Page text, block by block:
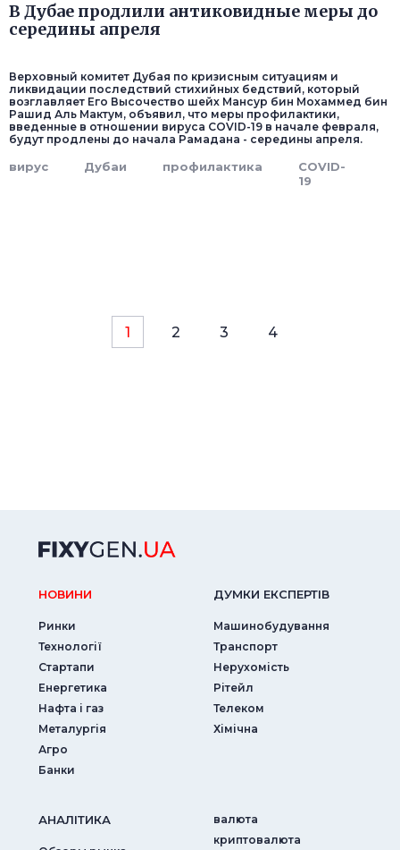
В Дубае продлили антиковидные меры до
середины апреля
Верховный комитет Дубая по кризисным ситуациям и
ликвидации последствий стихийных бедствий, который
возглавляет Его Высочество шейх Мансур бин Мохаммед бин
Рашид Аль Мактум, объявил, что меры профилактики,
введенные в отношении вируса COVID-19 в начале февраля,
будут продлены до начала Рамадана - середины апреля.
вирус Дубаи профилактика
COVID-
19
1 2 3 4
НОВИНИ
Ринки
Технології
Стартапи
Енергетика
Нафта і газ
Металургія
Агро
Банки
ДУМКИ ЕКСПЕРТIВ
Машинобудування
Транспорт
Нерухомість
Рітейл
Телеком
Хімічна
АНАЛIТИКА
валюта
криптовалюта